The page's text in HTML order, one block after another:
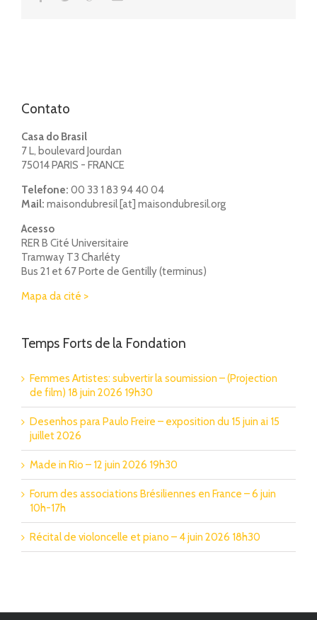
Contato
Casa do Brasil
7 L, boulevard Jourdan
75014 PARIS - FRANCE
Telefone: 00 33 1 83 94 40 04
Mail: maisondubresil [at] maisondubresil.org
Acesso
RER B Cité Universitaire
Tramway T3 Charléty
Bus 21 et 67 Porte de Gentilly (terminus)
Mapa da cité >
Temps Forts de la Fondation
Femmes Artistes: subvertir la soumission – (Projection
de film) 18 juin 2026 19h30
Desenhos para Paulo Freire – exposition du 15 juin ai 15
juillet 2026
Made in Rio – 12 juin 2026 19h30
Forum des associations Brésiliennes en France – 6 juin
10h-17h
Récital de violoncelle et piano – 4 juin 2026 18h30